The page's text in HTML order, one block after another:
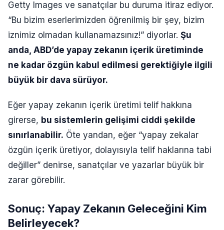
Getty Images ve sanatçılar bu duruma itiraz ediyor.
“Bu bizim eserlerimizden öğrenilmiş bir şey, bizim
iznimiz olmadan kullanamazsınız!” diyorlar. Şu
anda, ABD’de yapay zekanın içerik üretiminde
ne kadar özgün kabul edilmesi gerektiğiyle ilgili
büyük bir dava sürüyor.
Eğer yapay zekanın içerik üretimi telif hakkına
girerse, bu sistemlerin gelişimi ciddi şekilde
sınırlanabilir. Öte yandan, eğer “yapay zekalar
özgün içerik üretiyor, dolayısıyla telif haklarına tabi
değiller” denirse, sanatçılar ve yazarlar büyük bir
zarar görebilir.
Sonuç: Yapay Zekanın Geleceğini Kim
Belirleyecek?